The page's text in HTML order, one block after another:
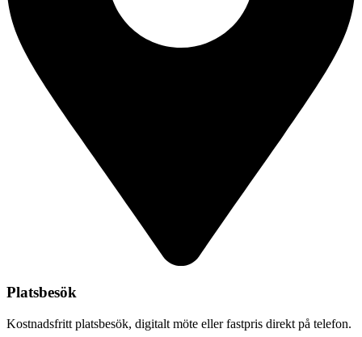
Platsbesök
Kostnadsfritt platsbesök, digitalt möte eller fastpris direkt på telefon.